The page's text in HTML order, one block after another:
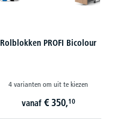
Rolblokken PROFI Bicolour
4 varianten om uit te kiezen
vanaf € 350,10